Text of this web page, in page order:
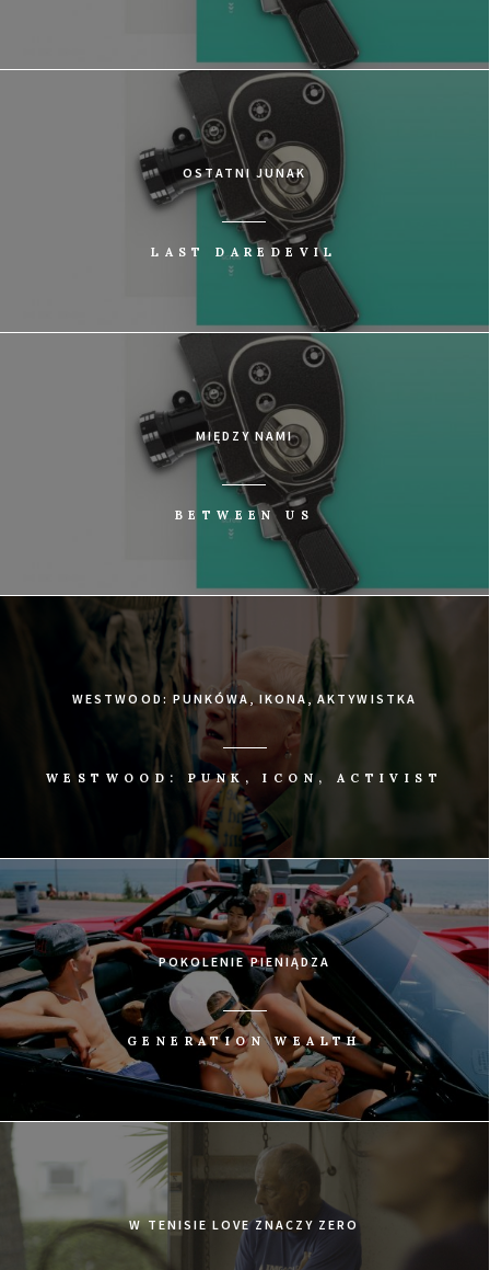
OSTATNI JUNAK
LAST DAREDEVIL
MIĘDZY NAMI
BETWEEN US
WESTWOOD: PUNKÓWA, IKONA, AKTYWISTKA
WESTWOOD: PUNK, ICON, ACTIVIST
POKOLENIE PIENIĄDZA
GENERATION WEALTH
W TENISIE LOVE ZNACZY ZERO